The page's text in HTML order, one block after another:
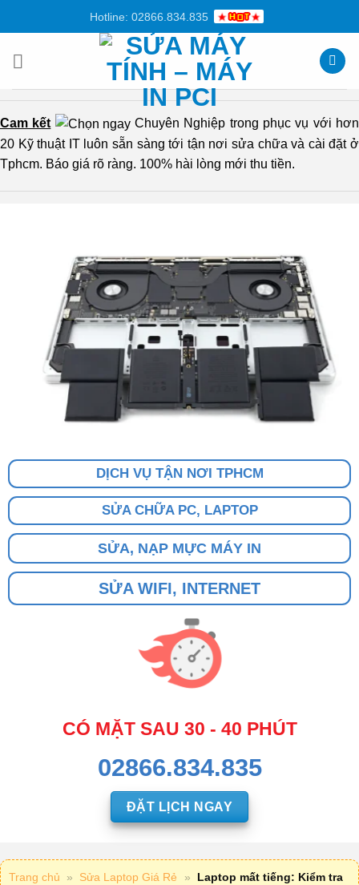
dung
Hotline: 02866.834.835
Cam kết
Chuyên Nghiệp trong phục vụ với hơn
20 Kỹ thuật IT luôn sẵn sàng tới tận nơi sửa chữa và cài đặt ở
Tphcm. Báo giá rõ ràng. 100% hài lòng mới thu tiền.
DỊCH VỤ TẬN NƠI TPHCM
SỬA CHỮA PC, LAPTOP
SỬA, NẠP MỰC MÁY IN
SỬA WIFI, INTERNET
CÓ MẶT SAU 30 - 40 PHÚT
02866.834.835
ĐẶT LỊCH NGAY
Trang chủ » Sửa Laptop Giá Rẻ »
Laptop mất tiếng: Kiểm tra